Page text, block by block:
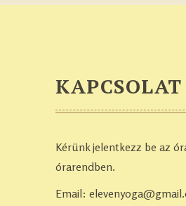
KAPCSOLAT
Kérünk jelentkezz be az
órarendben.
Email: